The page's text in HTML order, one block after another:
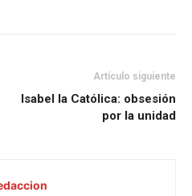
Artículo siguiente
Isabel la Católica: obsesión
por la unidad